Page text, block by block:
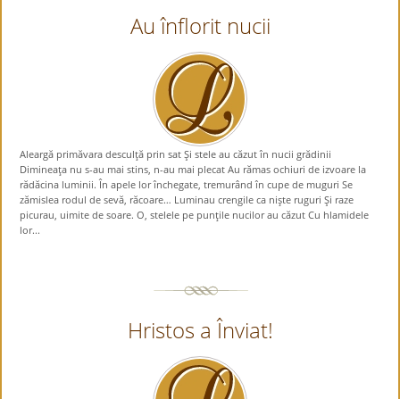
Au înflorit nucii
Aleargă primăvara desculţă prin sat Şi stele au căzut în nucii grădinii
Dimineaţa nu s-au mai stins, n-au mai plecat Au rămas ochiuri de izvoare la
rădăcina luminii. În apele lor închegate, tremurând în cupe de muguri Se
zămislea rodul de sevă, răcoare… Luminau crengile ca nişte ruguri Şi raze
picurau, uimite de soare. O, stelele pe punţile nucilor au căzut Cu hlamidele
lor...
Hristos a Înviat!